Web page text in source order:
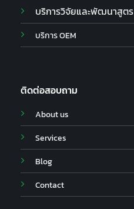
บริการวิจัยและพัฒนาสูตร
บริการ OEM
ติดต่อสอบถาม
About us
Services
Blog
Contact